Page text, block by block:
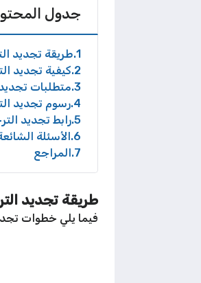
جدول
1 طريقة تجديد
2 كيفية تجديد
3 متطلبات
4 رسوم تجديد
5 رابط تجديد
6 الأسئلة
7 المراجع
طريقة تجديد
فيما يلي خطوات